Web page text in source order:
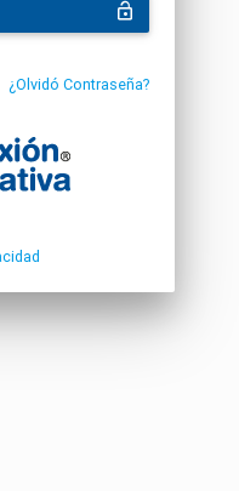
¿Olvidó Contraseña?